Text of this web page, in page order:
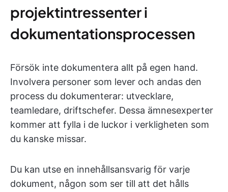
projektintressenter i
dokumentationsprocessen
Försök inte dokumentera allt på egen hand.
Involvera personer som lever och andas den
process du dokumenterar: utvecklare,
teamledare, driftschefer. Dessa ämnesexperter
kommer att fylla i de luckor i verkligheten som
du kanske missar.
Du kan utse en innehållsansvarig för varje
dokument, någon som ser till att det hålls